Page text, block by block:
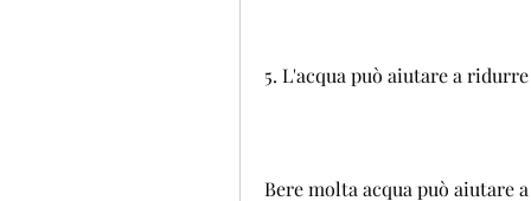
5. L'acqua può aiutare a
Bere molta acqua può aiutare